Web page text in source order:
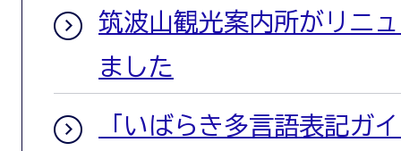
筑波山観光案内所がリニ
ました
「いばらき多言語表記ガ